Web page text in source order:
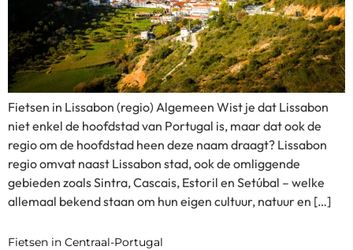
Fietsen in Lissabon (regio) Algemeen Wist je dat Lissabon
niet enkel de hoofdstad van Portugal is, maar dat ook de
regio om de hoofdstad heen deze naam draagt? Lissabon
regio omvat naast Lissabon stad, ook de omliggende
gebieden zoals Sintra, Cascais, Estoril en Setúbal – welke
allemaal bekend staan om hun eigen cultuur, natuur en […]
Fietsen in Centraal-Portugal